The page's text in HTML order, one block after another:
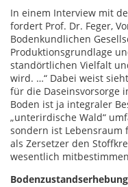
In einem Interview mit
fordert Prof. Dr. Feger,
Bodenkundlichen
Produktionsgrundlage
standörtlichen Vielfalt
wird. …“ Dabei weist
für die Daseinsvorsorge
Boden ist ja integraler
„unterirdische Wald“
sondern ist Lebensraum
als Zersetzer den
wesentlich